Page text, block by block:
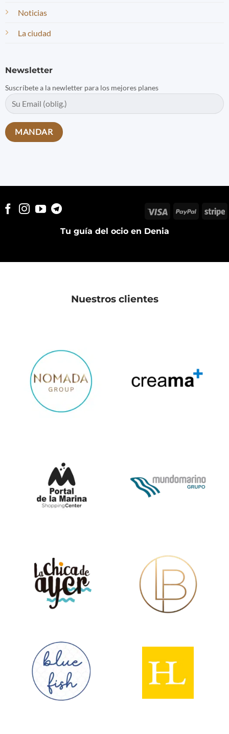
Noticias
La ciudad
Newsletter
Suscríbete a la newletter para los mejores planes
Tu guía del ocio en Denia
Visa PayPal
Nuestros clientes